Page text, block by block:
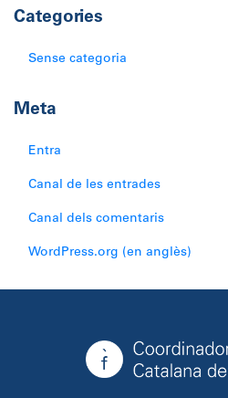
Categories
Sense categoria
Meta
Entra
Canal de les entrades
Canal dels comentaris
WordPress.org (en anglès)